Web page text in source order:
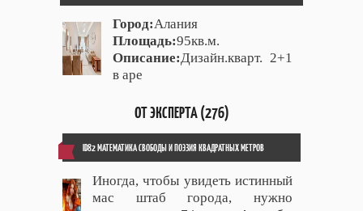
Город:Алания
Площадь:95кв.м.
Описание:Дизайн.кварт. 2+1
в аре
ОТ ЭКСПЕРТА (276)
ID82 МАТЕМАТИКА СВОБОДЫ И ПОЭЗИЯ КВАДРАТНЫХ МЕТРОВ
Иногда, чтобы увидеть истинный
мас штаб города, нужно